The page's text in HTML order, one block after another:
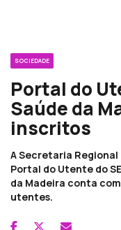
SOCIEDADE
Portal do
Saúde da
inscritos
A Secretaria Regional
Portal do Utente do
da Madeira conta
utentes.